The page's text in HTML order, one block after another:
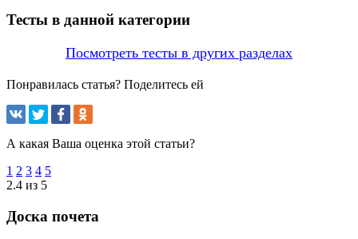
Тесты в данной категории
Посмотреть тесты в других разделах
Понравилась статья? Поделитесь ей
А какая Ваша оценка этой статьи?
1 2 3 4 5
2.4 из 5
Доска почета